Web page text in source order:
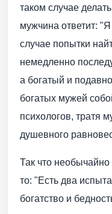
таком случае
мужчина ответит:
случае попытки
немедленно
а богатый и
богатых мужей
психологов, тратя
душевного
Так что необычайно
то: "Есть два
богатство и